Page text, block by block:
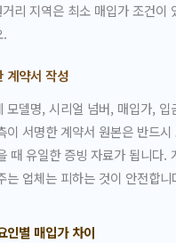
리 지역은 최소 매입가 조건이
.
계약서 작성
모델명, 시리얼 넘버, 매입가,
이 서명한 계약서 원본은 반드
때 유일한 증빙 자료가 됩니다.
는 업체는 피하는 것이 안전합니
인별 매입가 차이